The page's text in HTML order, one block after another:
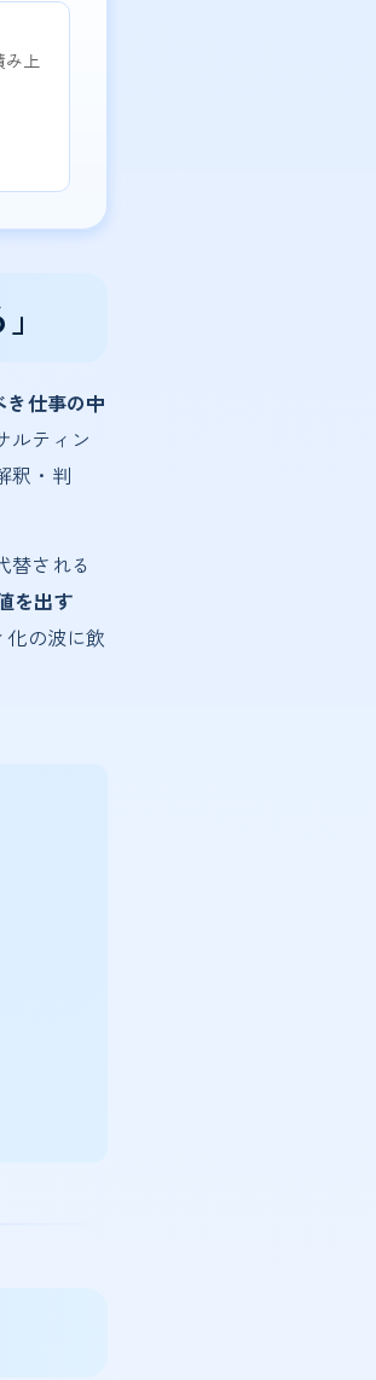
み上
き仕事の中
ルティン
釈・判
替される
を出す
の波に飲